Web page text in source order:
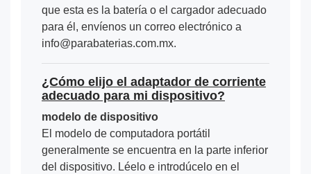
que esta es la batería o el cargador adecuado
para él, envíenos un correo electrónico a
info@parabaterias.com.mx.
¿Cómo elijo el adaptador de corriente
adecuado para mi dispositivo?
modelo de dispositivo
El modelo de computadora portátil
generalmente se encuentra en la parte inferior
del dispositivo. Léelo e introdúcelo en el